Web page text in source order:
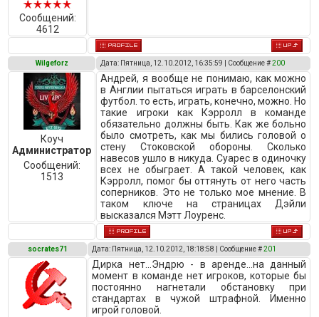
Сообщений:
4612
Wilgeforz Дата: Пятница, 12.10.2012, 16:35:59 | Сообщение #200
Коуч
Администратор
Сообщений:
1513
Андрей, я вообще не понимаю, как можно
в Англии пытаться играть в барселонский
футбол. то есть, играть, конечно, можно. Но
такие игроки как Кэрролл в команде
обязательно должны быть. Как же больно
было смотреть, как мы бились головой о
стену Стоковской обороны. Сколько
навесов ушло в никуда. Суарес в одиночку
всех не обыграет. А такой человек, как
Кэрролл, помог бы оттянуть от него часть
соперников. Это не только мое мнение. В
таком ключе на страницах Дэйли
высказался Мэтт Лоуренс.
socrates71 Дата: Пятница, 12.10.2012, 18:18:58 | Сообщение #201
Дирка нет...Эндрю - в аренде...на данный
момент в команде нет игроков, которые бы
постоянно нагнетали обстановку при
стандартах в чужой штрафной. Именно
игрой головой.